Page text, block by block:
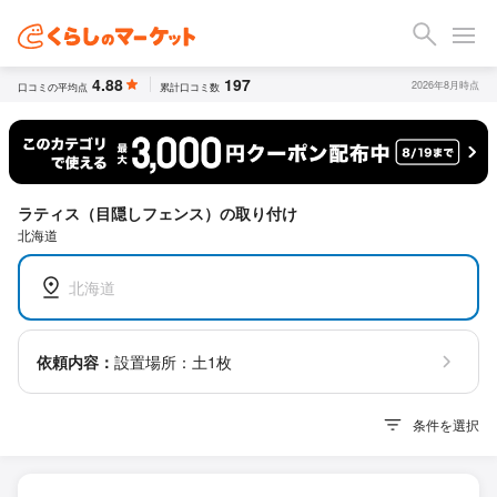
口コミの平均点 4.88 累計口コミ数 197 2026年8月時点
ラティス（目隠しフェンス）の取り付け
北海道
北海道
依頼内容： 設置場所：土1枚
条件を選択